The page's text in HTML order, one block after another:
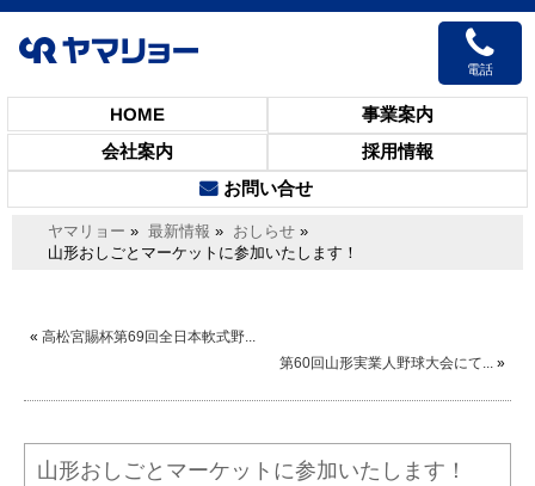
HOME
事業案内
会社案内
採用情報
お問い合せ
ヤマリョー » 最新情報 » おしらせ »
山形おしごとマーケットに参加いたします！
« 高松宮賜杯第69回全日本軟式野...
第60回山形実業人野球大会にて...
»
山形おしごとマーケットに参加いたします！